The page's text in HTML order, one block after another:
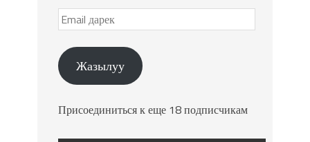
Жазылуу
Присоединиться к еще 18 подписчикам